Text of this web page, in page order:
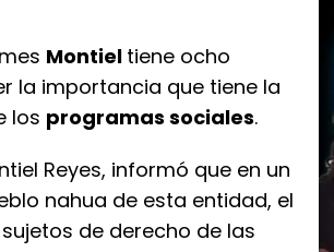
Montiel tiene ocho
la importancia que tiene la
los programas sociales.
Reyes, informó que en un
nahua de esta entidad, el
de derecho de las